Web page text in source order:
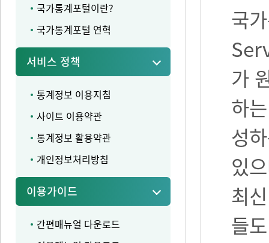
국가통계포털이란?
국가통계포털 연혁
서비스 정책
통계정보 이용지침
사이트 이용약관
통계정보 활용약관
개인정보처리방침
이용가이드
간편매뉴얼 다운로드
국
가
하
성
있
최
들